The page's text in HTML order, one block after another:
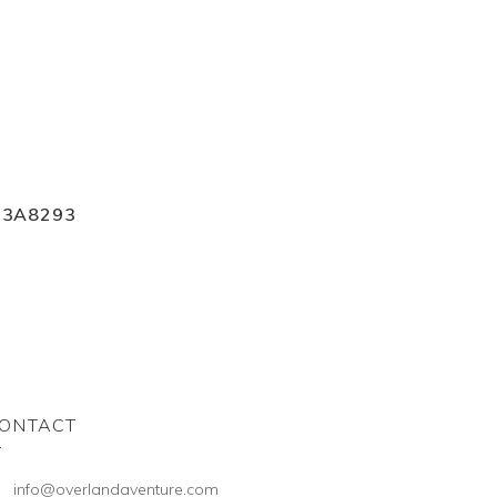
info@overlandaventure.com